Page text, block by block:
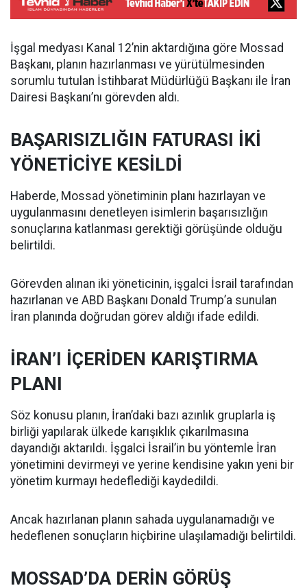
İşgal medyası Kanal 12’nin aktardığına göre Mossad
Başkanı, planın hazırlanması ve yürütülmesinden
sorumlu tutulan İstihbarat Müdürlüğü Başkanı ile İran
Dairesi Başkanı’nı görevden aldı.
BAŞARISIZLIĞIN FATURASI İKİ
YÖNETİCİYE KESİLDİ
Haberde, Mossad yönetiminin planı hazırlayan ve
uygulanmasını denetleyen isimlerin başarısızlığın
sonuçlarına katlanması gerektiği görüşünde olduğu
belirtildi.
Görevden alınan iki yöneticinin, işgalci İsrail tarafından
hazırlanan ve ABD Başkanı Donald Trump’a sunulan
İran planında doğrudan görev aldığı ifade edildi.
İRAN’I İÇERİDEN KARIŞTIRMA
PLANI
Söz konusu planın, İran’daki bazı azınlık gruplarla iş
birliği yapılarak ülkede karışıklık çıkarılmasına
dayandığı aktarıldı. İşgalci İsrail’in bu yöntemle İran
yönetimini devirmeyi ve yerine kendisine yakın yeni bir
yönetim kurmayı hedeflediği kaydedildi.
Ancak hazırlanan planın sahada uygulanamadığı ve
hedeflenen sonuçların hiçbirine ulaşılamadığı belirtildi.
MOSSAD’DA DERİN GÖRÜŞ